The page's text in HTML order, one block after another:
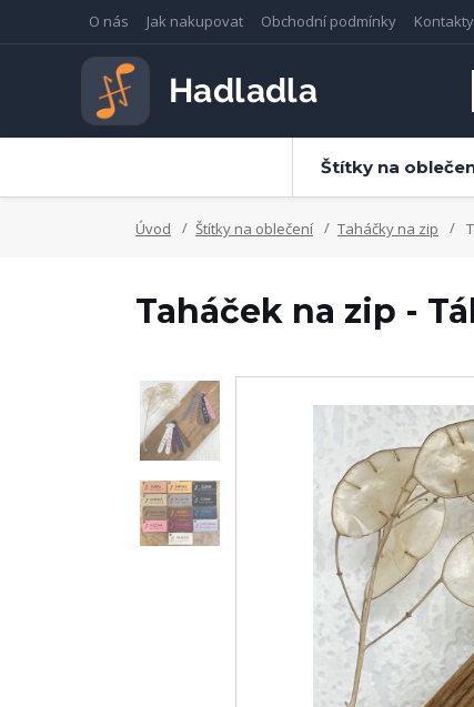
O nás Jak nakupovat Obchodní podmínky Kontakty
Štítky na
Úvod Štítky na oblečení Taháčky na zip
Taháček na zip -